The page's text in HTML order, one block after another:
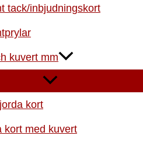
tack/inbjudningskort
kuvert mm
kort
kort med kuvert